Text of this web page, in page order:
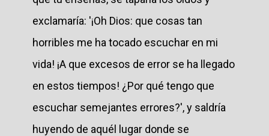
exclamaría: '¡Oh Dios: que cosas tan
horribles me ha tocado escuchar en mi
vida! ¡A que excesos de error se ha llegado
en estos tiempos! ¿Por qué tengo que
escuchar semejantes errores?', y saldría
huyendo de aquél lugar donde se